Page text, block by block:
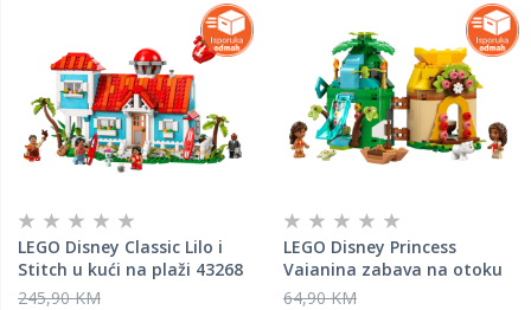
LEGO Disney Classic Lilo i
Stitch u kući na plaži 43268
245,90 KM
LEGO Disney Princess
Vaianina zabava na otoku
43260
64,90 KM